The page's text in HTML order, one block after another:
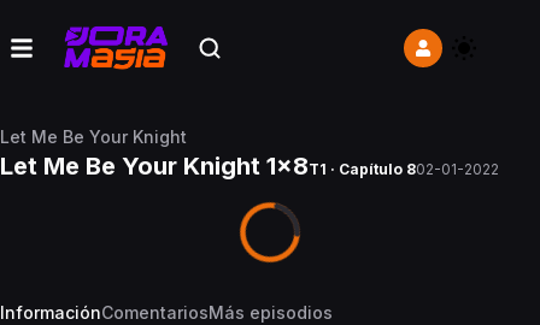
Let Me Be Your Knight
Let Me Be Your Knight 1x8T1 · Capítulo 802-01-2022
InformaciónComentariosMás episodios